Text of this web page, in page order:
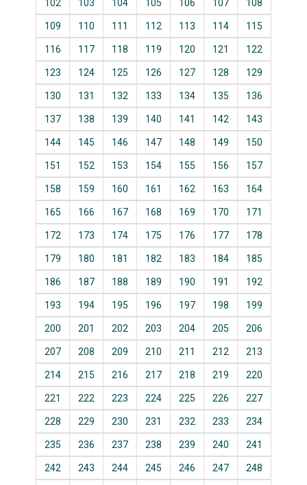
102 103 104 105 106 107 108
109 110 111 112 113 114 115
116 117 118 119 120 121 122
123 124 125 126 127 128 129
130 131 132 133 134 135 136
137 138 139 140 141 142 143
144 145 146 147 148 149 150
151 152 153 154 155 156 157
158 159 160 161 162 163 164
165 166 167 168 169 170 171
172 173 174 175 176 177 178
179 180 181 182 183 184 185
186 187 188 189 190 191 192
193 194 195 196 197 198 199
200 201 202 203 204 205 206
207 208 209 210 211 212 213
214 215 216 217 218 219 220
221 222 223 224 225 226 227
228 229 230 231 232 233 234
235 236 237 238 239 240 241
242 243 244 245 246 247 248